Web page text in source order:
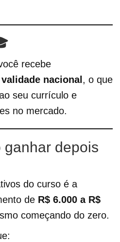
recebe
nacional , o que
seu currículo e
no mercado.
ganhar depois
do curso é a
de R$ 6.000 a R$
começando do zero.